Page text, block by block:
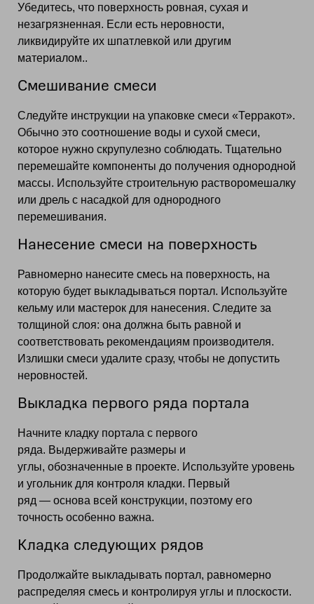
Убедитесь, что поверхность ровная, сухая и
незагрязненная. Если есть неровности,
ликвидируйте их шпатлевкой или другим
материалом..
Смешивание смеси
Следуйте инструкции на упаковке смеси «Терракот».
Обычно это соотношение воды и сухой смеси,
которое нужно скрупулезно соблюдать. Тщательно
перемешайте компоненты до получения однородной
массы. Используйте строительную растворомешалку
или дрель с насадкой для однородного
перемешивания.
Нанесение смеси на поверхность
Равномерно нанесите смесь на поверхность, на
которую будет выкладываться портал. Используйте
кельму или мастерок для нанесения. Следите за
толщиной слоя: она должна быть равной и
соответствовать рекомендациям производителя.
Излишки смеси удалите сразу, чтобы не допустить
неровностей.
Выкладка первого ряда портала
Начните кладку портала с первого
ряда. Выдерживайте размеры и
углы, обозначенные в проекте. Используйте уровень
и угольник для контроля кладки. Первый
ряд — основа всей конструкции, поэтому его
точность особенно важна.
Кладка следующих рядов
Продолжайте выкладывать портал, равномерно
распределяя смесь и контролируя углы и плоскости.